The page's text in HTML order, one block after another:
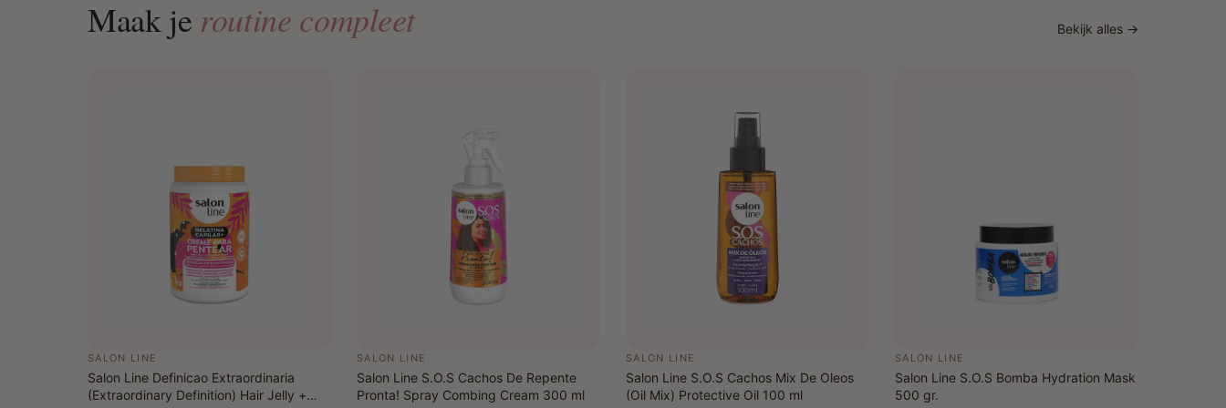
Maak je routine compleet Bekijk alles →
SALON LINE
Salon Line Definicao Extraordinaria
(Extraordinary Definition) Hair Jelly +
SALON LINE
Salon Line S.O.S Cachos De Repente
Pronta! Spray Combing Cream 300 ml
SALON LINE
Salon Line S.O.S Cachos Mix De Oleos
(Oil Mix) Protective Oil 100 ml
SALON LINE
Salon Line S.O.S Bomba Hydration Mask
500 gr.